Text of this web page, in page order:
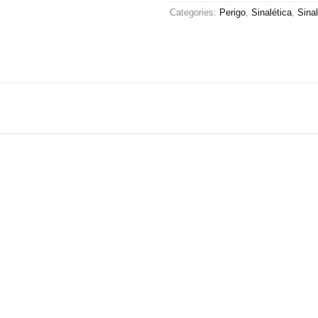
Categories: Perigo, Sinalética,